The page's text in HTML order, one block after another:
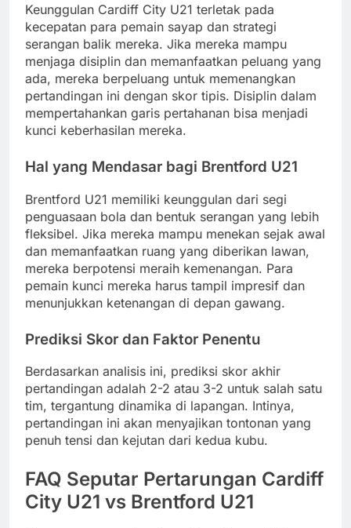
Keunggulan Cardiff City U21 terletak pada
kecepatan para pemain sayap dan strategi
serangan balik mereka. Jika mereka mampu
menjaga disiplin dan memanfaatkan peluang yang
ada, mereka berpeluang untuk memenangkan
pertandingan ini dengan skor tipis. Disiplin dalam
mempertahankan garis pertahanan bisa menjadi
kunci keberhasilan mereka.
Hal yang Mendasar bagi Brentford U21
Brentford U21 memiliki keunggulan dari segi
penguasaan bola dan bentuk serangan yang lebih
fleksibel. Jika mereka mampu menekan sejak awal
dan memanfaatkan ruang yang diberikan lawan,
mereka berpotensi meraih kemenangan. Para
pemain kunci mereka harus tampil impresif dan
menunjukkan ketenangan di depan gawang.
Prediksi Skor dan Faktor Penentu
Berdasarkan analisis ini, prediksi skor akhir
pertandingan adalah 2-2 atau 3-2 untuk salah satu
tim, tergantung dinamika di lapangan. Intinya,
pertandingan ini akan menyajikan tontonan yang
penuh tensi dan kejutan dari kedua kubu.
FAQ Seputar Pertarungan Cardiff
City U21 vs Brentford U21